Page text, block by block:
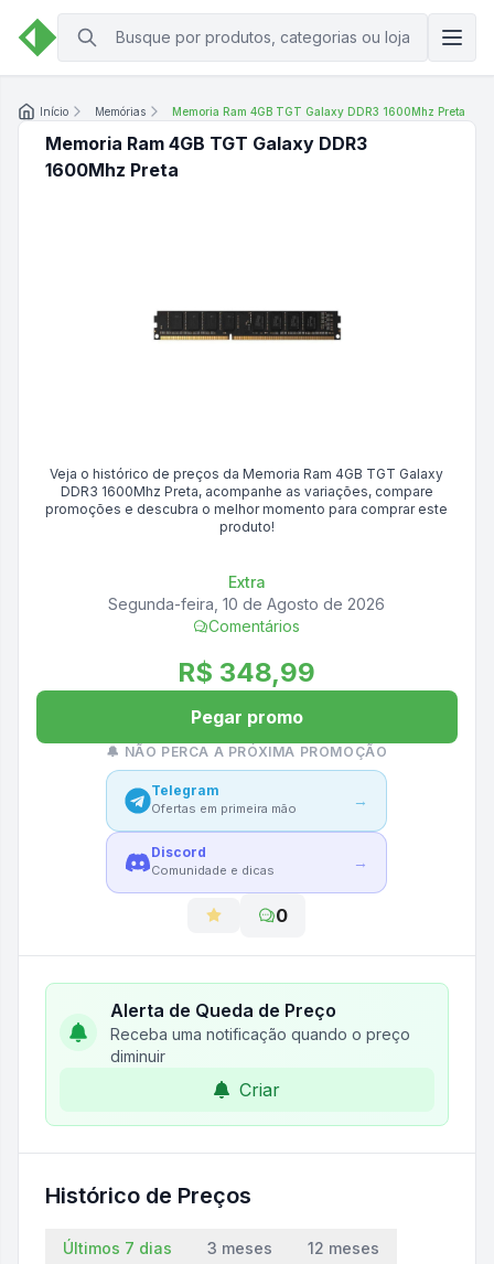
Início Memórias Memoria Ram 4GB TGT Galaxy DDR3 1600Mhz Preta
Memoria Ram 4GB TGT Galaxy DDR3
1600Mhz Preta
Veja o histórico de preços daMemoria Ram 4GB TGT Galaxy
DDR3 1600Mhz Preta, acompanhe as variações, compare
promoções e descubra o melhor momento para comprar este
produto!
Extra
Segunda-feira, 10 de Agosto de 2026
Comentários
R$ 348,99
Pegar promo
🔔 NÃO PERCA A PRÓXIMA PROMOÇÃO
Telegram
Ofertas em primeira mão →
Discord
Comunidade e dicas →
0
Alerta de Queda de Preço
Receba uma notificação quando o preço
diminuir
Criar
Histórico de Preços
Últimos 7 dias 3 meses 12 meses